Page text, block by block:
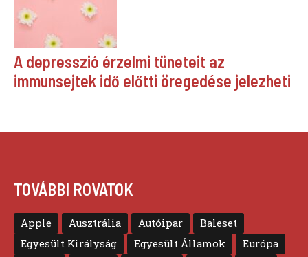
A depresszió érzelmi tüneteit az
immunsejtek idő előtti öregedése jelezheti
TOVÁBBI ROVATOK
Apple Ausztrália Autóipar
Baleset
Egyesült Királyság
Egyesült Államok
Európa